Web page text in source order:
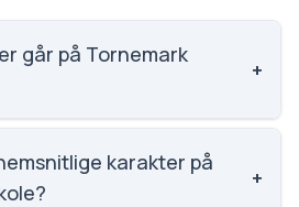
går på Tornemark
+
har 31 elever, hvilket gør den til
skoler.
karakter på
+